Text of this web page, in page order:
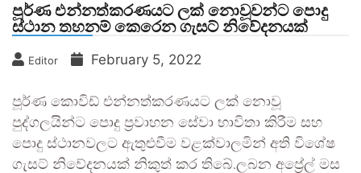
පූර්ණ එන්නත්කරණයට ලක් නොවූවන්ට පොදු
ස්ථාන තහනම් කෙරෙන ගැසට් නිවේදනයක්
Editor February 5, 2022
පූර්ණ කොවිඩ් එන්නත්කරණයට ලක් නොවූ
පුද්ගලයින්‍ට පොදු ප්‍රවාහන සේවා භාවිතා කිරීම සහ
පොදු ස්ථානවලට ඇතුළුවීම වළක්වාලමින් අති විශේෂ
ගැසට් නිවේදනයක් නිකුත් කර තිබේ.ලබන අප්‍රේල් මස